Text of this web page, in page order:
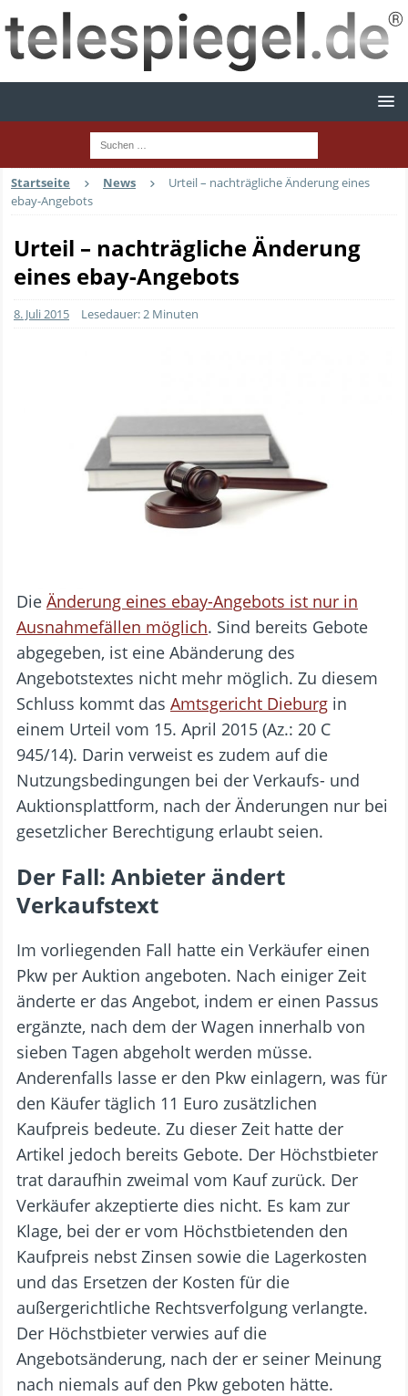
Startseite News
Urteil – nachträgliche Änderung eines
ebay-Angebots
Urteil – nachträgliche Änderung
eines ebay-Angebots
8. Juli 2015 Lesedauer: 2 Minuten
Die Änderung eines ebay-Angebots ist nur in
Ausnahmefällen möglich. Sind bereits Gebote
abgegeben, ist eine Abänderung des
Angebotstextes nicht mehr möglich. Zu diesem
Schluss kommt das Amtsgericht Dieburg in
einem Urteil vom 15. April 2015 (Az.: 20 C
945/14). Darin verweist es zudem auf die
Nutzungsbedingungen bei der Verkaufs- und
Auktionsplattform, nach der Änderungen nur bei
gesetzlicher Berechtigung erlaubt seien.
Der Fall: Anbieter ändert
Verkaufstext
Im vorliegenden Fall hatte ein Verkäufer einen
Pkw per Auktion angeboten. Nach einiger Zeit
änderte er das Angebot, indem er einen Passus
ergänzte, nach dem der Wagen innerhalb von
sieben Tagen abgeholt werden müsse.
Anderenfalls lasse er den Pkw einlagern, was für
den Käufer täglich 11 Euro zusätzlichen
Kaufpreis bedeute. Zu dieser Zeit hatte der
Artikel jedoch bereits Gebote. Der Höchstbieter
trat daraufhin zweimal vom Kauf zurück. Der
Verkäufer akzeptierte dies nicht. Es kam zur
Klage, bei der er vom Höchstbietenden den
Kaufpreis nebst Zinsen sowie die Lagerkosten
und das Ersetzen der Kosten für die
außergerichtliche Rechtsverfolgung verlangte.
Der Höchstbieter verwies auf die
Angebotsänderung, nach der er seiner Meinung
nach niemals auf den Pkw geboten hätte.